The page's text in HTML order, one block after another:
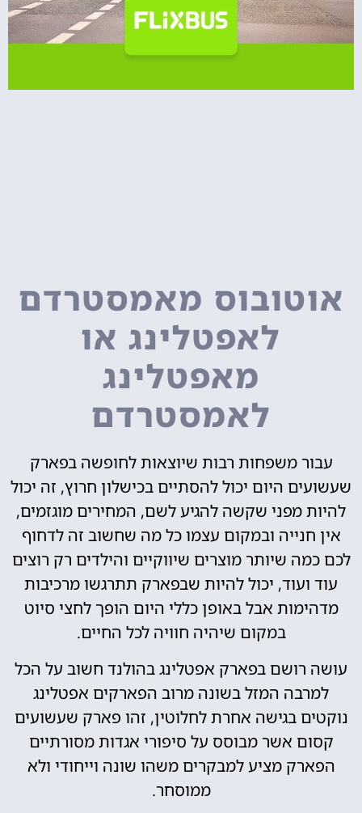
אוטובוס מאמסטרדם
לאפטלינג או
מאפטלינג
לאמסטרדם
עבור משפחות רבות שיוצאות לחופשה בפארק
שעשועים היום יכול להסתיים בכישלון חרוץ, זה יכול
להיות מפני שקשה להגיע לשם, המחירים מוגזמים,
אין חנייה ובמקום עצמו כל מה שחשוב זה לדחוף
לכם כמה שיותר מוצרים שיווקיים והילדים רק רוצים
עוד ועוד, יכול להיות שבפארק תתרגשו מרכיבות
מדהימות אבל באופן כללי היום הופך לחצי סיוט
במקום שיהיה חוויה לכל החיים.
עושה רושם בפארק אפטלינג בהולנד חשוב על הכל
למרבה המזל בשונה מרוב הפארקים אפטלינג
נוקטים בגישה אחרת לחלוטין, זהו פארק שעשועים
קסום אשר מבוסס על סיפורי אגדות מסורתיים
הפארק מציע למבקרים משהו שונה וייחודי ולא
ממוסחר.